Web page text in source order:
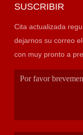
SUSCRIBIR
Cita actualizada
dejarnos su correo
con